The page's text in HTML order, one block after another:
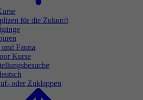
für die Zukunft
Fauna
Kurse
oder Zuklappen